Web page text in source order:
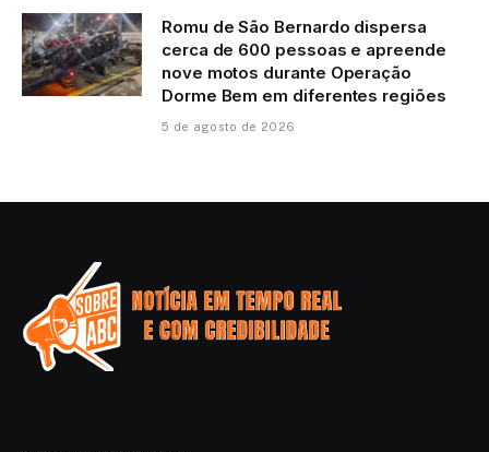
Romu de São Bernardo dispersa
cerca de 600 pessoas e apreende
nove motos durante Operação
Dorme Bem em diferentes regiões
5 de agosto de 2026